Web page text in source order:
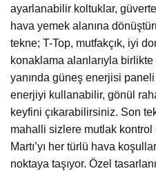
ayarlanabilir koltuklar,
hava yemek alanına
tekne; T-Top, mutfakçık, iyi
konaklama alanlarıyla
yanında güneş enerjisi
enerjiyi kullanabilir, gönül
keyfini çıkarabilirsiniz. Son
mahalli sizlere mutlak kontrol
Martı’yı her türlü hava
noktaya taşıyor. Özel